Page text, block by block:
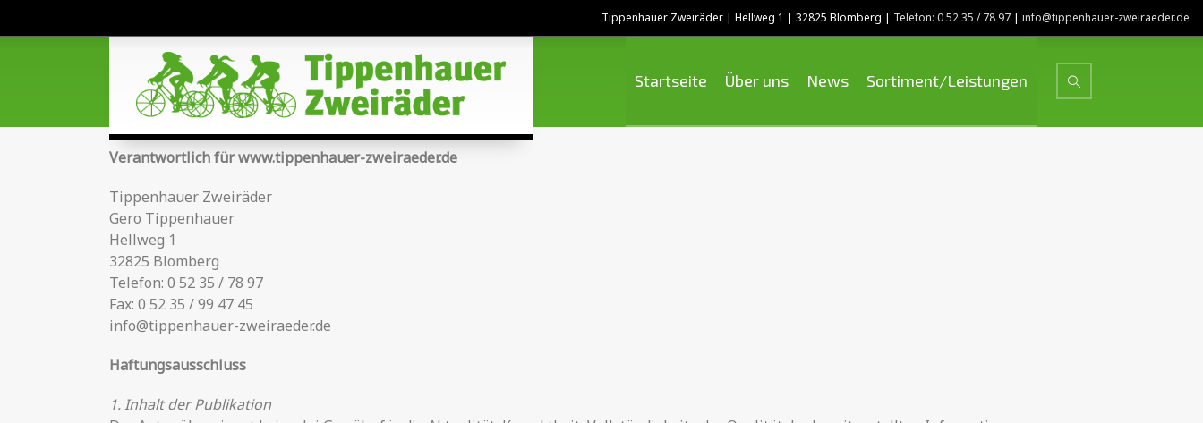
Tippenhauer Zweiräder | Hellweg 1 | 32825 Blomberg | Telefon: 0 52 35 / 78 97 | info@tippenhauer-zweiraeder.de
Startseite Über uns News Sortiment/Leistungen
Verantwortlich für www.tippenhauer-zweiraeder.de
Tippenhauer Zweiräder
Gero Tippenhauer
Hellweg 1
32825 Blomberg
Telefon: 0 52 35 / 78 97
Fax: 0 52 35 / 99 47 45
info@tippenhauer-zweiraeder.de
Haftungsausschluss
1. Inhalt der Publikation